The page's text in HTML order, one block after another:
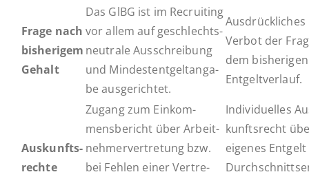
Frage nach
bisherigem
Gehalt
Das GlBG ist im Re­crui­ting
vor allem auf ge­schlechts­
neu­tra­le Aus­schrei­bung
und Min­dest­ent­gelt­anga­
be ausgerichtet.
Aus­drück­li­ches
Verbot der
dem bis­he­ri­gen
Entgeltverlauf.
Aus­kunfts­
rech­te
Zugang zum Ein­kom­
mens­be­richt über Ar­beit­
neh­mer­ver­tre­tung bzw.
bei Fehlen einer Ver­tre­
In­di­vi­du­el­les
kunfts­recht
eigenes